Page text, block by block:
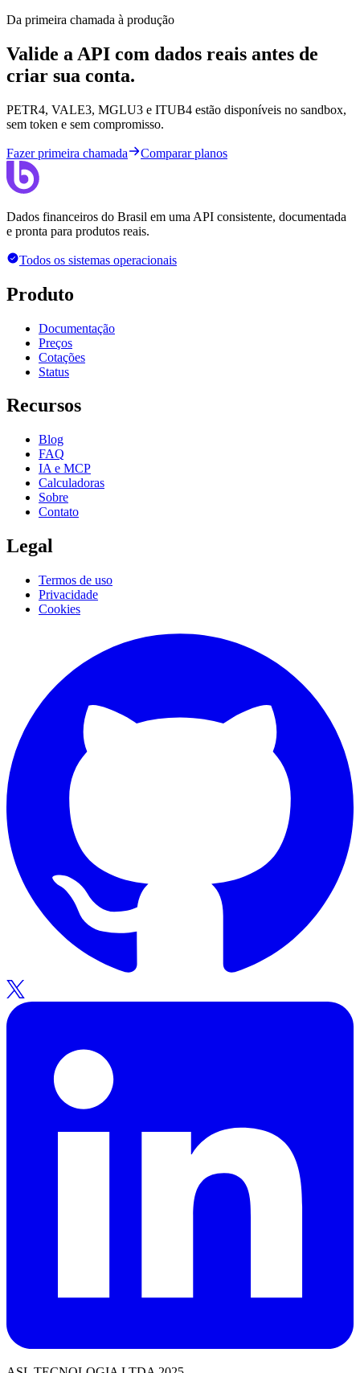
Da primeira chamada à produção
Valide a API com dados reais antes de
criar sua conta.
PETR4, VALE3, MGLU3 e ITUB4 estão disponíveis no sandbox,
sem token e sem compromisso.
Fazer primeira chamada Comparar planos
Dados financeiros do Brasil em uma API consistente, documentada
e pronta para produtos reais.
Todos os sistemas operacionais
Produto
Documentação
Preços
Cotações
Status
Recursos
Blog
FAQ
IA e MCP
Calculadoras
Sobre
Contato
Legal
Termos de uso
Privacidade
Cookies